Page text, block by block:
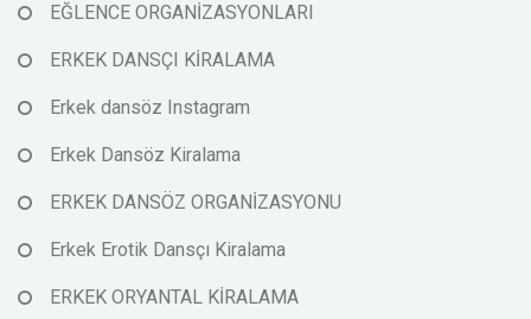
EĞLENCE ORGANİZASYONLARI
ERKEK DANSÇI KİRALAMA
Erkek dansöz Instagram
Erkek Dansöz Kiralama
ERKEK DANSÖZ ORGANİZASYONU
Erkek Erotik Dansçı Kiralama
ERKEK ORYANTAL KİRALAMA